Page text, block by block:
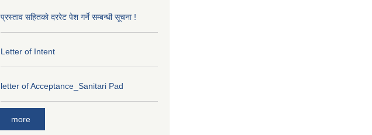
प्रस्ताव सहितकाे दररेट पेश गर्ने सम्बन्धी सूचना !
Letter of Intent
letter of Acceptance_Sanitari Pad
more